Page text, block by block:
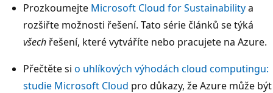
Prozkoumejte Microsoft Cloud for Sustainabilitya
rozšiřte možnosti řešení. Tato série článků se týká
všech řešení, které vytváříte nebo pracujete na Azure.
Přečtěte si o uhlíkových výhodách cloud computingu:
studie Microsoft Cloud pro důkazy, že Azure může být